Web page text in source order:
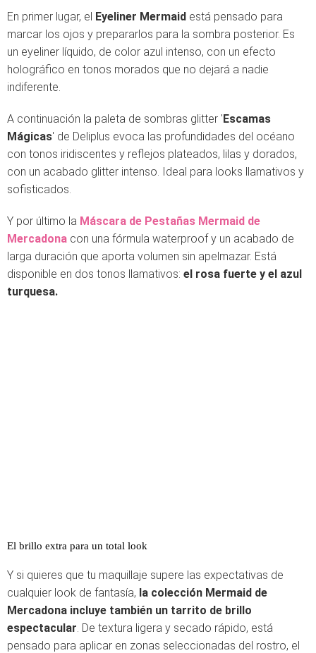
En primer lugar, el Eyeliner Mermaid está pensado para
marcar los ojos y prepararlos para la sombra posterior. Es
un eyeliner líquido, de color azul intenso, con un efecto
holográfico en tonos morados que no dejará a nadie
indiferente.
A continuación la paleta de sombras glitter 'Escamas
Mágicas' de Deliplus evoca las profundidades del océano
con tonos iridiscentes y reflejos plateados, lilas y dorados,
con un acabado glitter intenso. Ideal para looks llamativos y
sofisticados.
Y por último la Máscara de Pestañas Mermaid de
Mercadona con una fórmula waterproof y un acabado de
larga duración que aporta volumen sin apelmazar. Está
disponible en dos tonos llamativos: el rosa fuerte y el azul
turquesa.
El brillo extra para un total look
Y si quieres que tu maquillaje supere las expectativas de
cualquier look de fantasía, la colección Mermaid de
Mercadona incluye también un tarrito de brillo
espectacular. De textura ligera y secado rápido, está
pensado para aplicar en zonas seleccionadas del rostro, el